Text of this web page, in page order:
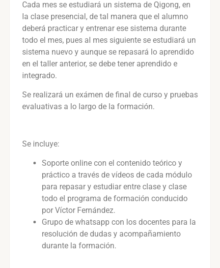
Cada mes se estudiará un sistema de Qigong, en
la clase presencial, de tal manera que el alumno
deberá practicar y entrenar ese sistema durante
todo el mes, pues al mes siguiente se estudiará un
sistema nuevo y aunque se repasará lo aprendido
en el taller anterior, se debe tener aprendido e
integrado.
Se realizará un exámen de final de curso y pruebas
evaluativas a lo largo de la formación.
Se incluye:
Soporte online con el contenido teórico y
práctico a través de vídeos de cada módulo
para repasar y estudiar entre clase y clase
todo el programa de formación conducido
por Víctor Fernández.
Grupo de whatsapp con los docentes para la
resolución de dudas y acompañamiento
durante la formación.